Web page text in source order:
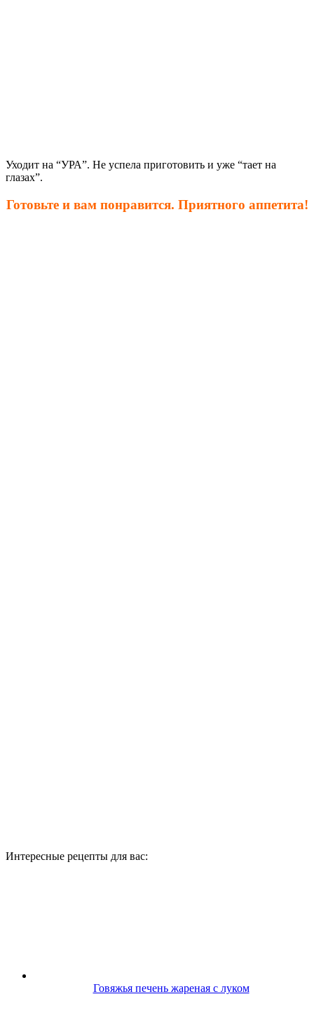
Уходит на “УРА”. Не успела приготовить и уже “тает на
глазах”.
Готовьте и вам понравится. Приятного аппетита!
Интересные рецепты для вас:
Говяжья печень жареная с луком